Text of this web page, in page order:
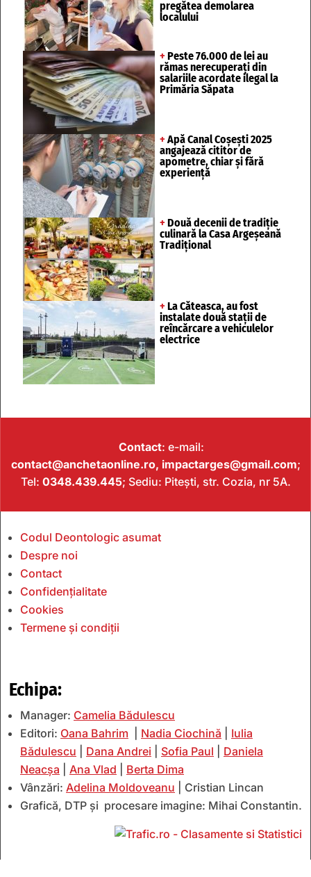
pregătea demolarea
localului
+ Peste 76.000 de lei au
rămas nerecuperați din
salariile acordate ilegal la
Primăria Săpata
+ Apă Canal Coșești 2025
angajează cititor de
apometre, chiar și fără
experiență
+ Două decenii de tradiție
culinară la Casa Argeșeană
Tradițional
+ La Căteasca, au fost
instalate două stații de
reîncărcare a vehiculelor
electrice
Contact: e-mail:
contact@anchetaonline.ro, impactarges@gmail.com;
Tel: 0348.439.445; Sediu: Pitești, str. Cozia, nr 5A.
Codul Deontologic asumat
Despre noi
Contact
Confidențialitate
Cookies
Termene și condiții
Echipa:
Manager: Camelia Bădulescu
Editori: Oana Bahrim Nadia Ciochină
Iulia
Bădulescu
Dana Andrei Sofia Paul
Daniela
Neacșa
Ana Vlad
Berta Dima
Vânzări: Adelina Moldoveanu | Cristian Lincan
Grafică, DTP și procesare imagine: Mihai Constantin.